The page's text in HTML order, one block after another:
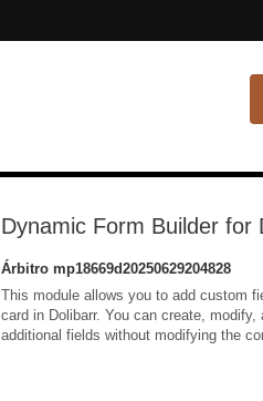
Dynamic Form Builder for
Árbitro mp18669d20250629204828
This module allows you to add custom
card in Dolibarr. You can create, modify,
additional fields without modifying the